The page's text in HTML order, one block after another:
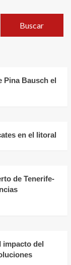
Pina Bausch el
en el litoral
de Tenerife-
impacto del